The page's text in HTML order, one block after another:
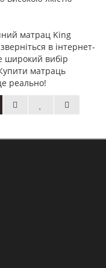
матрац King
в інтернет-
широкий вибір
матраць
реально!